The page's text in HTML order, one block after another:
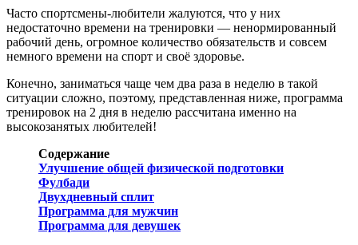
Часто спортсмены-любители жалуются, что у них
недостаточно времени на тренировки — ненормированный
рабочий день, огромное количество обязательств и совсем
немного времени на спорт и своё здоровье.
Конечно, заниматься чаще чем два раза в неделю в такой
ситуации сложно, поэтому, представленная ниже, программа
тренировок на 2 дня в неделю рассчитана именно на
высокозанятых любителей!
Содержание
Улучшение общей физической подготовки
Фулбади
Двухдневный сплит
Программа для мужчин
Программа для девушек